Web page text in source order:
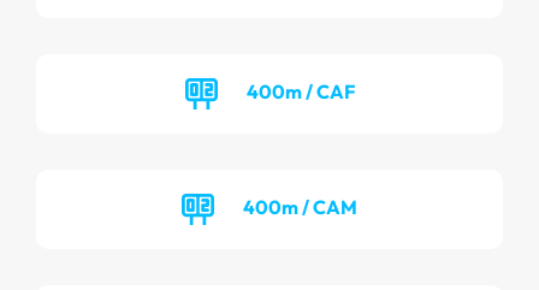
400m / CAF
400m / CAM